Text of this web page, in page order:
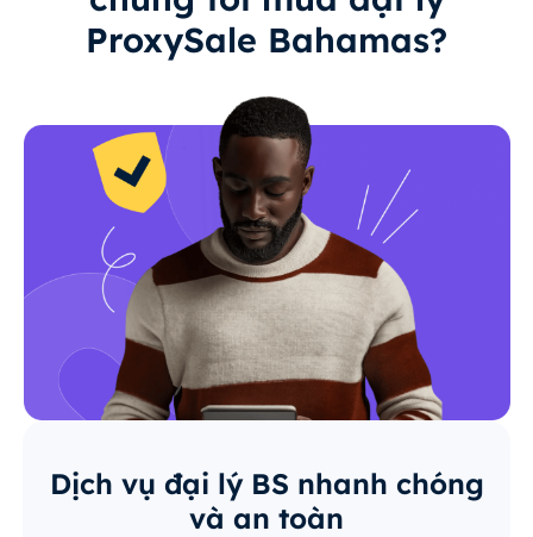
ProxySale Bahamas?
Dịch vụ đại lý BS nhanh chóng
và an toàn